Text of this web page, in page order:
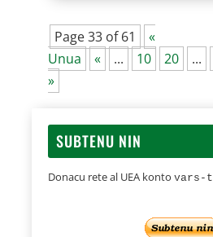
Page 33 of 61
«
Unua
« ... 10 20 ...
»
SUBTENU NIN
Donacu rete al UEA kontovars-t